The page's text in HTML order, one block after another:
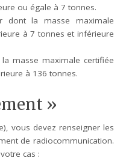
ou égale à 7 tonnes.
dont la masse maximale
à 7 tonnes et inférieure
masse maximale certifiée
à 136 tonnes.
»
vous devez renseigner les
de radiocommunication.
cas :